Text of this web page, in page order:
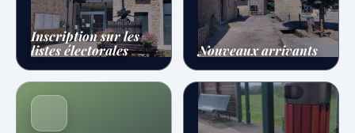
Inscription sur les
listes électorales
Nouveaux arrivants